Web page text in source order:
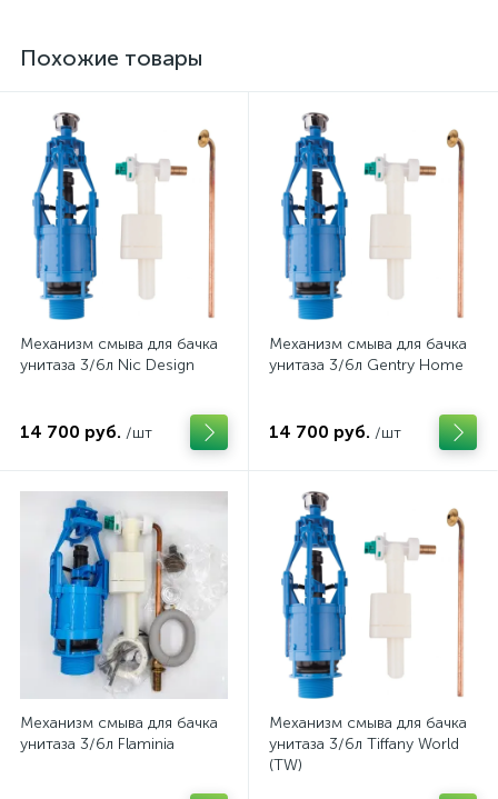
Похожие товары
Механизм смыва для бачка
унитаза 3/6л Nic Design
14 700 руб. /шт
Механизм смыва для бачка
унитаза 3/6л Gentry Home
14 700 руб. /шт
Механизм смыва для бачка
унитаза 3/6л Flaminia
Механизм смыва для бачка
унитаза 3/6л Tiffany World
(TW)